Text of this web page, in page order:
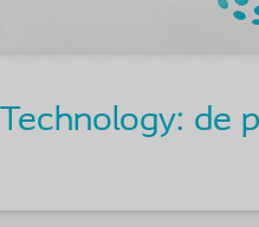
Technology: de